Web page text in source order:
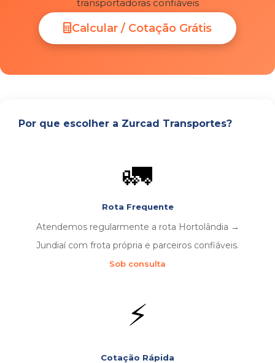
transportadoras confiáveis
Calcular / Cotação Grátis
Por que escolher a Zurcad Transportes?
🚛
Rota Frequente
Atendemos regularmente a rota Hortolândia →
Jundiaí com frota própria e parceiros confiáveis.
Sob consulta
⚡
Cotação Rápida